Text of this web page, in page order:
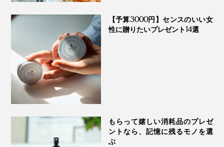
【予算3000円】センスのいい女
性に贈りたいプレゼント14選
もらって嬉しい消耗品のプレゼ
ントなら、記憶に残るモノを選
ぶ